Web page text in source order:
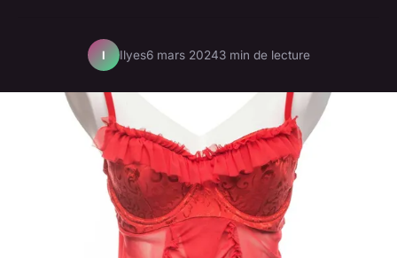
I Ilyes6 mars 20243 min de lecture